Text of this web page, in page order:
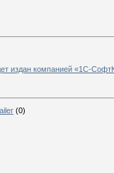
издан компанией «1С-
(0)